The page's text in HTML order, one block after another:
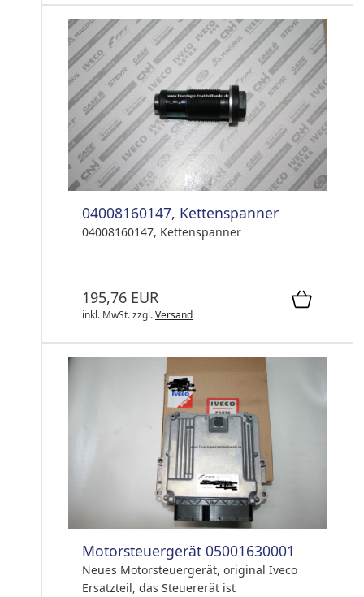
04008160147, Kettenspanner
04008160147, Kettenspanner
195,76 EUR
inkl. MwSt.zzgl.Versand
Motorsteuergerät 05001630001
Neues Motorsteuergerät, original Iveco
Ersatzteil, das Steuererät ist